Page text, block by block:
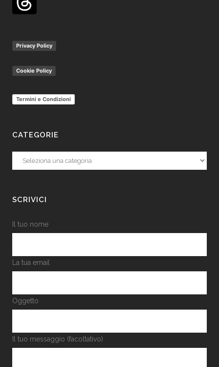
Privacy Policy
Cookie Policy
Termini e Condizioni
CATEGORIE
Categorie
SCRIVICI
Il tuo nome
La tua email
Oggetto
Il tuo messaggio (facoltativo)